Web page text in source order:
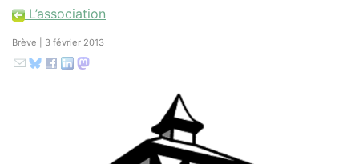
L’association
Brève | 3 février 2013